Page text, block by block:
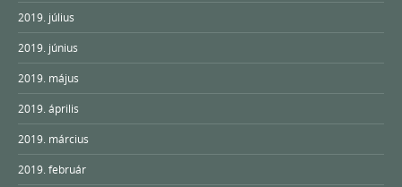
2019. július
2019. június
2019. május
2019. április
2019. március
2019. február